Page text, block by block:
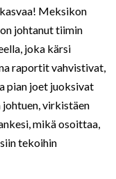
Meksikon
johtanut tiimin
joka kärsi
raportit vahvistivat,
pian joet juoksivat
johtuen, virkistäen
mikä osoittaa,
tekoihin